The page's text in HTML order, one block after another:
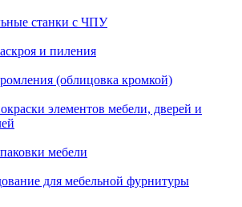
станки с ЧПУ
и пиления
(облицовка кромкой)
элементов мебели, дверей и
мебели
для мебельной фурнитуры